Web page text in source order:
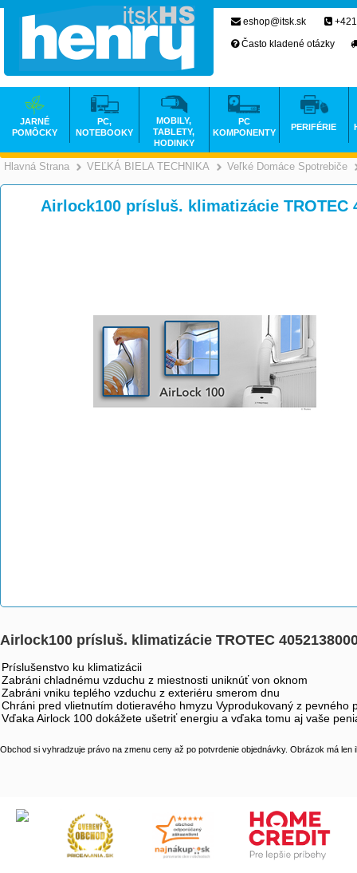
Hlavná Strana >
VEĽKÁ BIELA TECHNIKA >
Veľké Domáce Spotrebiče
Airlock100 prísluš. klimatizácie TROTEC
Airlock100 prísluš. klimatizácie TROTEC
Príslušenstvo ku klimatizácii
Zabráni chladnému vzduchu z miestnosti uniknúť von oknom
Zabráni vniku teplého vzduchu z exteriéru smerom dnu
Chráni pred vlietnutím dotieravého hmyzu Vyprodukovaný z
Vďaka Airlock 100 dokážete ušetriť energiu a vďaka tomu aj vaše
Obchod si vyhradzuje právo na zmenu ceny až po potvrdenie objednávky. Obrázok má len
eshop@itsk.sk
Často kladené otázky
JARNÉ
POMÔCKY
PC,
NOTEBOOKY
MOBILY,
TABLETY,
HODINKY
PC
KOMPONENTY
PERIFÉRIE